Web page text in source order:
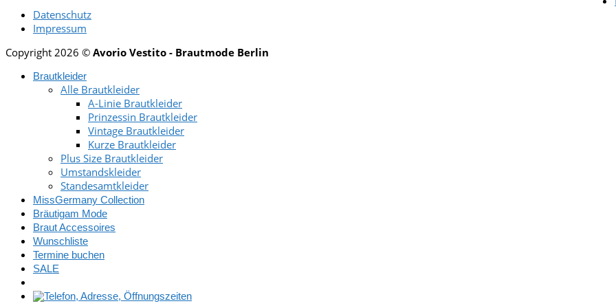
Datenschutz
Impressum
Copyright 2026 © Avorio Vestito - Brautmode Berlin
Brautkleider
Alle Brautkleider
A-Linie Brautkleider
Prinzessin Brautkleider
Vintage Brautkleider
Kurze Brautkleider
Plus Size Brautkleider
Umstandskleider
Standesamtkleider
MissGermany Collection
Bräutigam Mode
Braut Accessoires
Wunschliste
Termine buchen
SALE